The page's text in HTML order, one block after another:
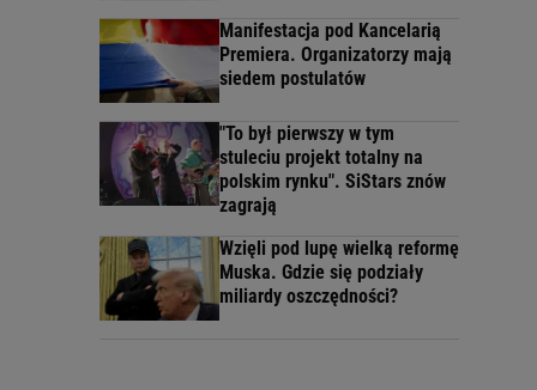
Manifestacja pod Kancelarią
Premiera. Organizatorzy mają
siedem postulatów
"To był pierwszy w tym
stuleciu projekt totalny na
polskim rynku". SiStars znów
zagrają
Wzięli pod lupę wielką reformę
Muska. Gdzie się podziały
miliardy oszczędności?